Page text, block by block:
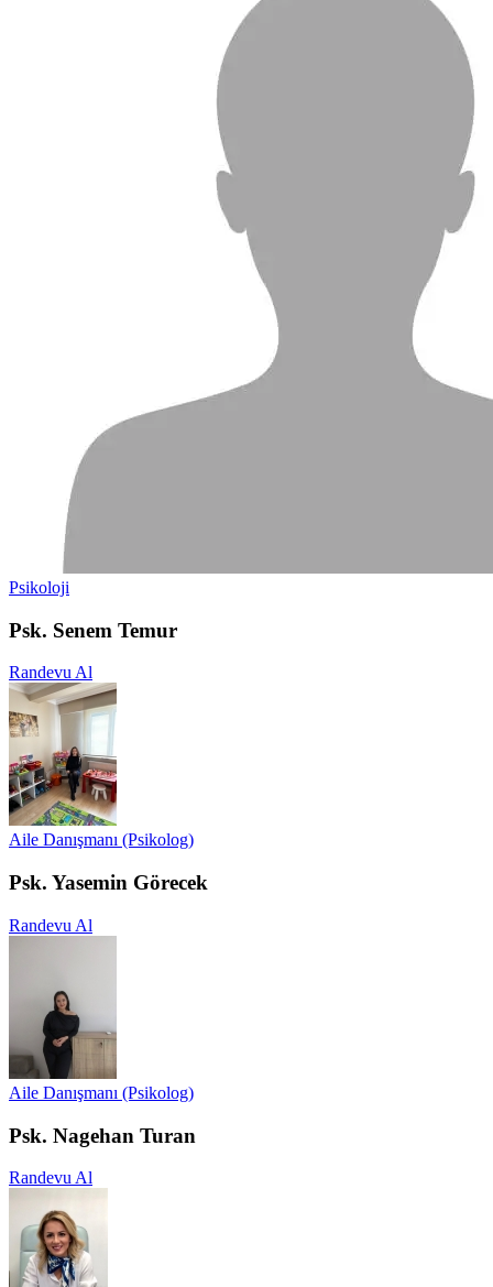
Psikoloji
Psk. Senem Temur
Randevu Al
Aile Danışmanı (Psikolog)
Psk. Yasemin Görecek
Randevu Al
Aile Danışmanı (Psikolog)
Psk. Nagehan Turan
Randevu Al